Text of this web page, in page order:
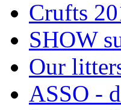
Crufts
SHOW
Our
ASSO -